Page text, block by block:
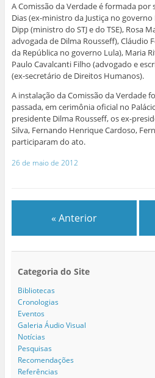
A Comissão da Verdade é formada por
Dias (ex-ministro da Justiça no
Dipp (ministro do STJ e do TSE), Rosa
advogada de Dilma Rousseff), Cláudio
da República no governo Lula), Maria
Paulo Cavalcanti Filho (advogado e
(ex-secretário de Direitos Humanos).
A instalação da Comissão da Verdade
passada, em cerimônia oficial no
presidente Dilma Rousseff, os ex-
Silva, Fernando Henrique Cardoso,
participaram do ato.
26 de maio de 2012
« Anterior
Categoria do Site
Bibliotecas
Cronologias
Eventos
Galeria Áudio Visual
Notícias
Pesquisas
Recomendações
Referências